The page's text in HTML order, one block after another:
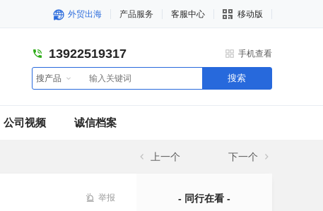
外贸出海 产品服务 客服中心 移动版
13922519317 手机查看
搜产品 搜索
公司视频 诚信档案
上一个 下一个
举报 - 同行在看 -